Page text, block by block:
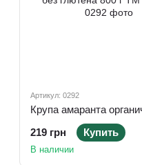
Артикул: 0292
219 грн
Купить
В наличии